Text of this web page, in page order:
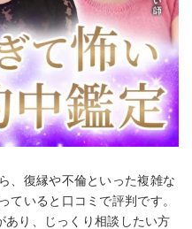
、復縁や不倫といった複雑な
ていると口コミで評判です。
あり、じっくり相談したい方